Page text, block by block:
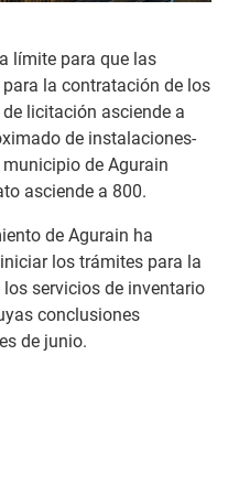
límite para que las
la contratación de los
licitación asciende a
de instalaciones-
de Agurain
asciende a 800.
de Agurain ha
los trámites para la
servicios de inventario
conclusiones
de junio.